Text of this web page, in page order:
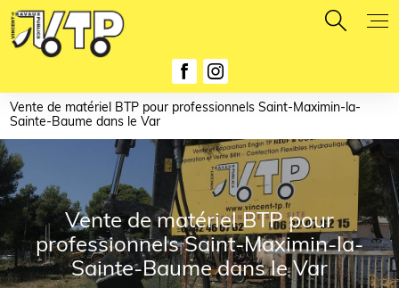
Vente de matériel BTP pour professionnels Saint-Maximin-la-
Sainte-Baume dans le Var
Vente de matériel BTP pour
professionnels Saint-Maximin-la-
Sainte-Baume dans le Var
Panneau de gestion des cookies